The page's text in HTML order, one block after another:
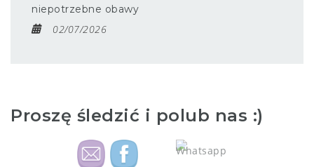
niepotrzebne obawy
02/07/2026
Proszę śledzić i polub nas :)